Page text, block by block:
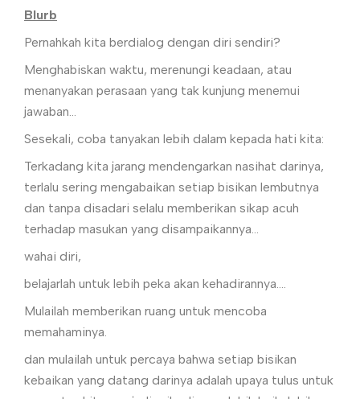
Blurb
Pernahkah kita berdialog dengan diri sendiri?
Menghabiskan waktu, merenungi keadaan, atau
menanyakan perasaan yang tak kunjung menemui
jawaban…
Sesekali, coba tanyakan lebih dalam kepada hati kita:
Terkadang kita jarang mendengarkan nasihat darinya,
terlalu sering mengabaikan setiap bisikan lembutnya
dan tanpa disadari selalu memberikan sikap acuh
terhadap masukan yang disampaikannya…
wahai diri,
belajarlah untuk lebih peka akan kehadirannya….
Mulailah memberikan ruang untuk mencoba
memahaminya.
dan mulailah untuk percaya bahwa setiap bisikan
kebaikan yang datang darinya adalah upaya tulus untuk